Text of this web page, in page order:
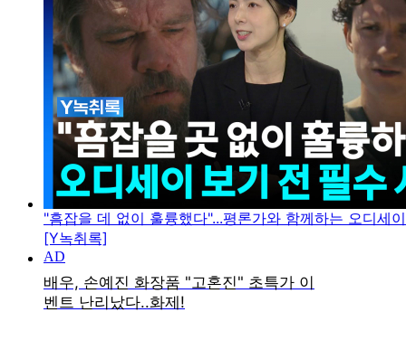
"흠잡을 데 없이 훌륭했다"...평론가와 함께하는 오디세
[Y녹취록]